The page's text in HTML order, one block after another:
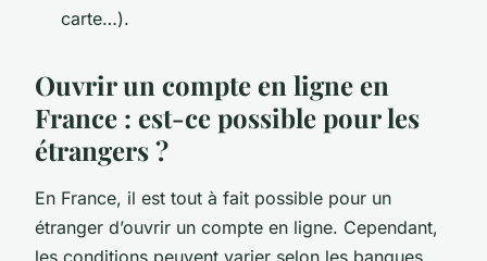
carte…).
Ouvrir un compte en ligne en
France : est-ce possible pour les
étrangers ?
En France, il est tout à fait possible pour un
étranger d’ouvrir un compte en ligne. Cependant,
les conditions peuvent varier selon les banques.